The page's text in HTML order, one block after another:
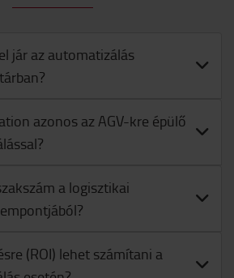
jár az automatizálás
azonos az AGV-kre épülő
a logisztikai
(ROI) lehet számítani a